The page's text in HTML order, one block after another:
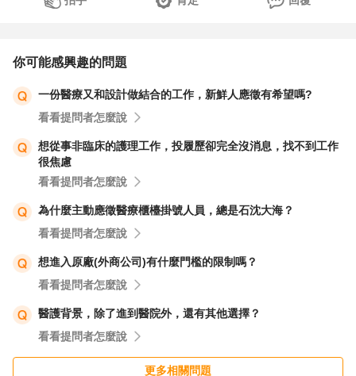
你可能感興趣的問題
一份醫療又和設計做結合的工作，新鮮人應徵有希望嗎?
看看提問者怎麼說
想從事非臨床的護理工作，投履歷卻完全沒消息，找不到工作
很焦慮
看看提問者怎麼說
為什麼主動應徵醫療櫃檯掛號人員，總是石沈大海？
看看提問者怎麼說
想進入原廠(外商公司)有什麼門檻的限制嗎？
看看提問者怎麼說
醫護背景，除了進到醫院外，還有其他選擇？
看看提問者怎麼說
更多相關問題